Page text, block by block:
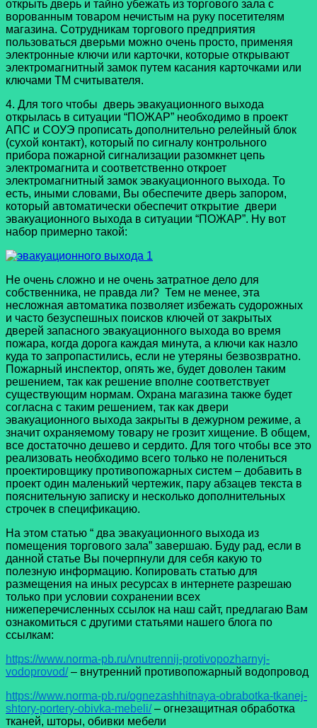
открыть дверь и тайно убежать из торгового зала с
ворованным товаром нечистым на руку посетителям
магазина. Сотрудникам торгового предприятия
пользоваться дверьми можно очень просто, применяя
электронные ключи или карточки, которые открывают
электромагнитный замок путем касания карточками или
ключами ТМ считывателя.
4. Для того чтобы дверь эвакуационного выхода
открылась в ситуации “ПОЖАР” необходимо в проект
АПС и СОУЭ прописать дополнительно релейный блок
(сухой контакт), который по сигналу контрольного
прибора пожарной сигнализации разомкнет цепь
электромагнита и соответственно откроет
электромагнитный замок эвакуационного выхода. То
есть, иными словами, Вы обеспечите дверь запором,
который автоматически обеспечит открытие двери
эвакуационного выхода в ситуации “ПОЖАР”. Ну вот
набор примерно такой:
Не очень сложно и не очень затратное дело для
собственника, не правда ли? Тем не менее, эта
несложная автоматика позволяет избежать судорожных
и часто безуспешных поисков ключей от закрытых
дверей запасного эвакуационного выхода во время
пожара, когда дорога каждая минута, а ключи как назло
куда то запропастились, если не утеряны безвозвратно.
Пожарный инспектор, опять же, будет доволен таким
решением, так как решение вполне соответствует
существующим нормам. Охрана магазина также будет
согласна с таким решением, так как двери
эвакуационного выхода закрыты в дежурном режиме, а
значит охраняемому товару не грозит хищение. В общем,
все достаточно дешево и сердито. Для того чтобы все это
реализовать необходимо всего только не полениться
проектировщику противопожарных систем – добавить в
проект один маленький чертежик, пару абзацев текста в
пояснительную записку и несколько дополнительных
строчек в спецификацию.
На этом статью “ два эвакуационного выхода из
помещения торгового зала” завершаю. Буду рад, если в
данной статье Вы почерпнули для себя какую то
полезную информацию. Копировать статью для
размещения на иных ресурсах в интернете разрешаю
только при условии сохранении всех
нижеперечисленных ссылок на наш сайт, предлагаю Вам
ознакомиться с другими статьями нашего блога по
ссылкам:
https://www.norma-pb.ru/vnutrennij-protivopozharnyj-
vodoprovod/– внутренний противопожарный водопровод
https://www.norma-pb.ru/ognezashhitnaya-obrabotka-tkanej-
shtory-portery-obivka-mebeli/– огнезащитная обработка
тканей, шторы, обивки мебели